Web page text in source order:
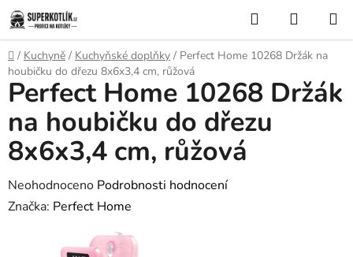
Přejít
na
obsah
Hledat
KOŠÍK
Domů
/ Kuchyně / Kuchyňské doplňky / Perfect Home 10268 Držák na
houbičku do dřezu 8x6x3,4 cm, růžová
Perfect Home 10268 Držák
na houbičku do dřezu
8x6x3,4 cm, růžová
Průměrné
hodnocení
Neohodnoceno Podrobnosti hodnocení
Značka: Perfect Home